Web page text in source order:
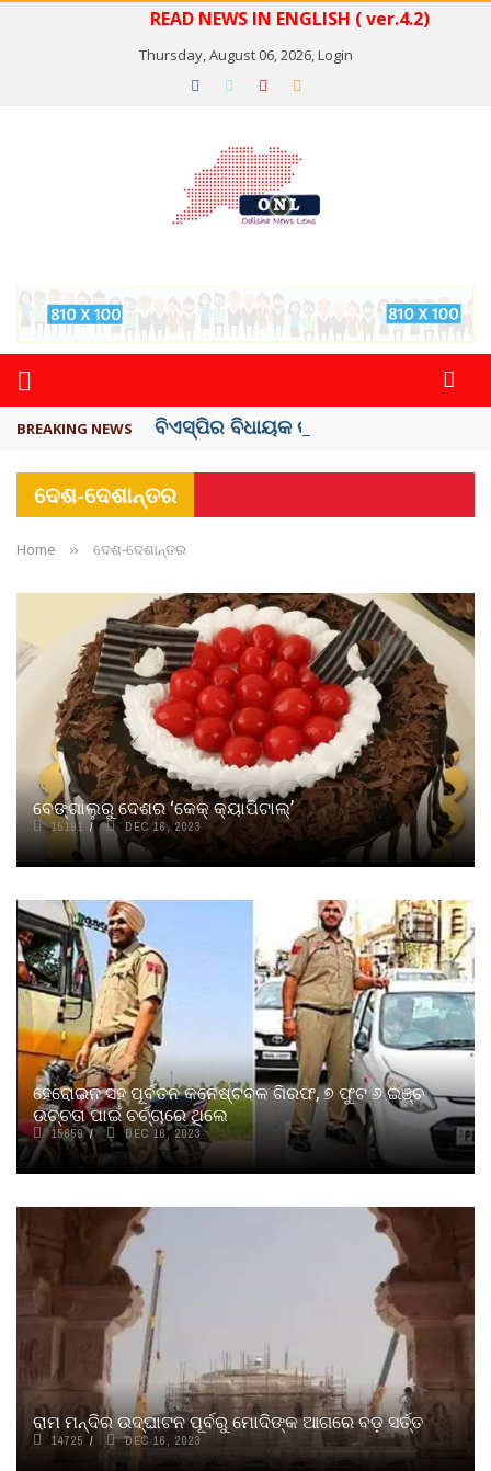
READ NEWS IN ENGLISH ( ver.4.2)
Thursday, August 06, 2026,Login
BREAKING NEWS ବିଏସ୍‌ପିର ବିଧାୟକ ଉମା ଶଙ୍କର ସିଂହଙ୍କ ...
ଦେଶ-ଦେଶାନ୍ତର
Home ›› ଦେଶ-ଦେଶାନ୍ତର
ବେଙ୍ଗାଲୁରୁ ଦେଶର ‘କେକ୍‌ କ୍ୟାପିଟାଲ୍‌’
15191 DEC 16, 2023
ହେରୋଇନ ସହ ପୂର୍ବତନ କନେଷ୍ଟବଳ ଗିରଫ, ୭ ଫୁଟ ୬ ଇଞ୍ଚ
ଉଚ୍ଚତା ପାଇଁ ଚର୍ଚ୍ଚାରେ ଥିଲେ
15659 DEC 16, 2023
ରାମ ମନ୍ଦିର ଉଦ୍‌ଘାଟନ ପୂର୍ବରୁ ମୋଦିଙ୍କ ଆଗରେ ବଡ଼ ସର୍ତ୍ତ
14725 DEC 16, 2023